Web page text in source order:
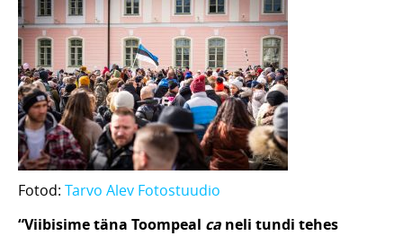
Fotod: Tarvo Alev Fotostuudio
“Viibisime täna Toompeal ca neli tundi tehes